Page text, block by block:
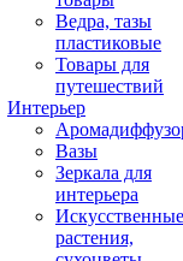
Ведра, тазы
пластиковые
Товары для
путешествий
Интерьер
Вазы
Зеркала для
интерьера
Искусственные
растения,